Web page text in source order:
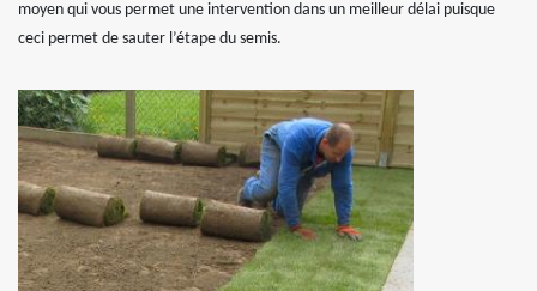
moyen qui vous permet une intervention dans un meilleur délai puisque
ceci permet de sauter l’étape du semis.